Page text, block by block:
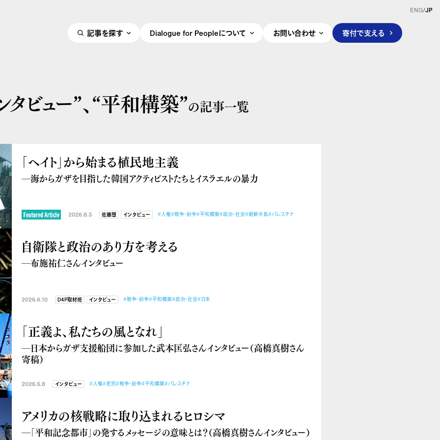
記事を探す Dialogue for Peopleについて お問い合わせ 寄付で支える
ENG/JP
タビュー”、“平和構築”の記事一覧
「ヘイト」から始まる植民地主義
―海からガザを目指した韓国アクティビストたちとイスラエルの暴力
2026.8.3 佐藤慧 インタビュー #人権#戦争・紛争#平和構築#政治・社会#朝鮮半島#パレスチナ
自衛隊と政治のあり方を考える
―布施祐仁さんインタビュー
2026.6.10 D4P取材班 インタビュー #戦争・紛争#平和構築#政治・社会#日本
「正義よ、私たちの風となれ」
―日本からガザ支援船団に参加した武本匡弘さんインタビュー（高橋真樹さん
寄稿）
2026.5.8 インタビュー #人権#差別#戦争・紛争#平和構築#パレスチナ
アメリカの核戦略に取り込まれるヒロシマ
―「平和記念都市」の発するメッセージの意味とは？（高橋真樹さんインタビュー）